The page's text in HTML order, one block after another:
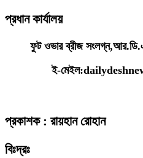
প্রধান কার্যালয়
ফুট ওভার ব্রীজ সংলগ্ন,আর.ডি.এ
ই-
প্রকাশক : রায়হান রোহান
বিঃদ্রঃ